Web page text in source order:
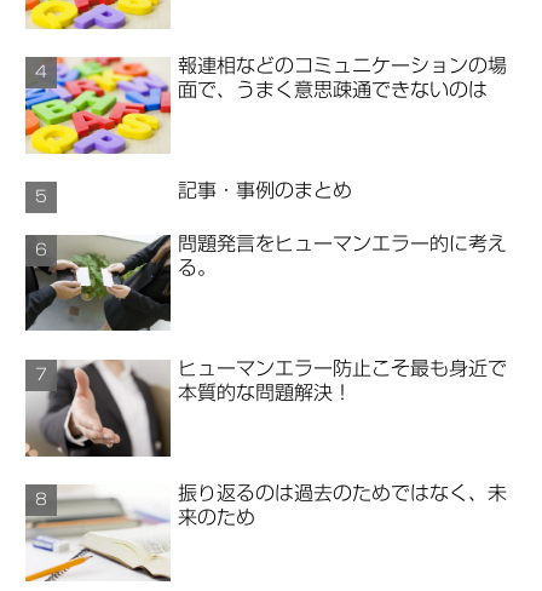
報連相などのコミュニケーションの場
面で、うまく意思疎通できないのは
記事・事例のまとめ
問題発言をヒューマンエラー的に考え
る。
ヒューマンエラー防止こそ最も身近で
本質的な問題解決！
振り返るのは過去のためではなく、未
来のため